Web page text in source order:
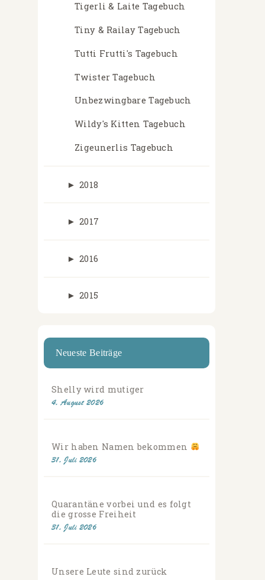
Tigerli & Laite Tagebuch
Tiny & Railay Tagebuch
Tutti Frutti's Tagebuch
Twister Tagebuch
Unbezwingbare Tagebuch
Wildy's Kitten Tagebuch
Zigeunerlis Tagebuch
► 2018
► 2017
► 2016
► 2015
Neueste Beiträge
Shelly wird mutiger
4. August 2026
Wir haben Namen bekommen
31. Juli 2026
Quarantäne vorbei und es folgt
die grosse Freiheit
31. Juli 2026
Unsere Leute sind zurück